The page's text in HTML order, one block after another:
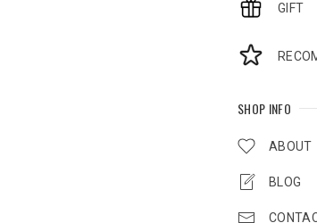
GIFT
SHOP INFO
ABOUT
BLOG